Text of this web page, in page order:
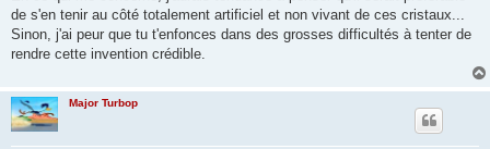
de s'en tenir au côté totalement artificiel et non vivant de ces cristaux...
Sinon, j'ai peur que tu t'enfonces dans des grosses difficultés à tenter de
rendre cette invention crédible.
Major Turbop